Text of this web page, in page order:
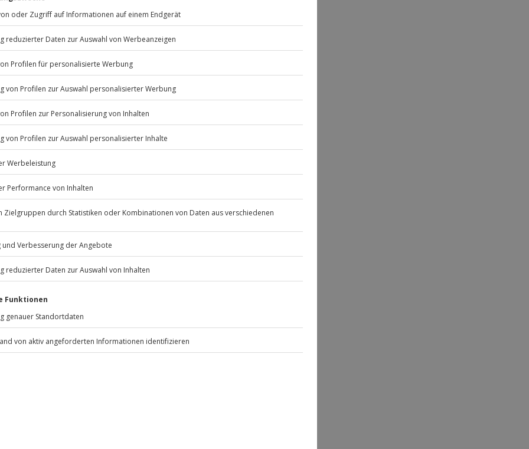
Terminen verfügbar
vegetarisch, vegan) auf
Listenansicht
© OpenStreetMaps
Jochen SchweizerGmbH
81671
München
außer an bundesweiten